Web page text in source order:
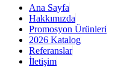
Ana Sayfa
Hakkımızda
Promosyon Ürünleri
2026 Katalog
Referanslar
İletişim